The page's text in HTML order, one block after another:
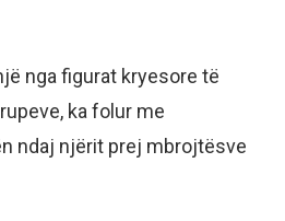
nga figurat kryesore të
ka folur me
ndaj njërit prej mbrojtësve